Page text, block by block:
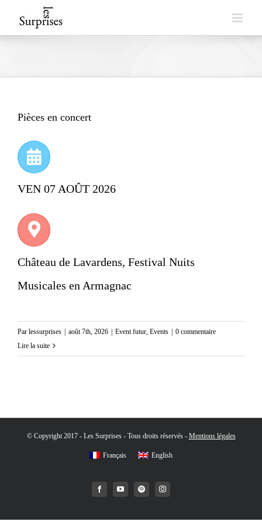
to
Pièces en concert
VEN 07 AOÛT 2026
Château de Lavardens, Festival Nuits
Musicales en Armagnac
Par lessurprises | août 7th, 2026 | Event futur Events | 0 commentaire
Lire la suite
© Copyright 2017 - Les Surprises - Tous droits réservés - Mentions légales
Français English
FacebookYouTubeSpotifyInstagram